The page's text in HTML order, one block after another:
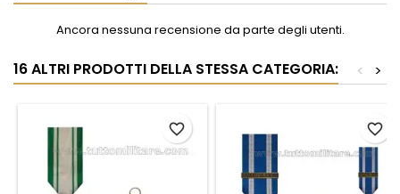
Ancora nessuna recensione da parte degli utenti.
16 ALTRI PRODOTTI DELLA STESSA CATEGORIA: >
<
favorite_border favorite_border